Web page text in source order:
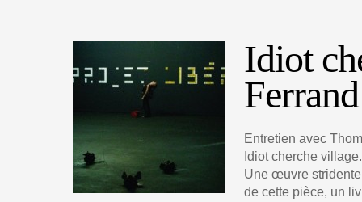
Idiot
Ferrand
Entretien avec
Idiot cherche village.
Une œuvre
de cette pièce, un